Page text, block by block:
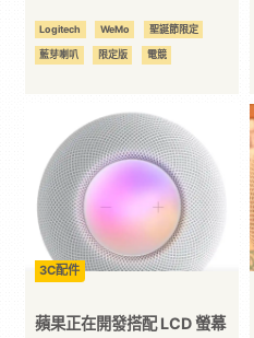
次
3C
科
量禮，Logitech 羅技歲末狂
歡季！全民普發加碼相挺、聖
Logitech WeMo 聖誕節限定
藍芽喇叭 限定版 電競
3C配件
蘋果正在開發搭配 LCD 螢幕